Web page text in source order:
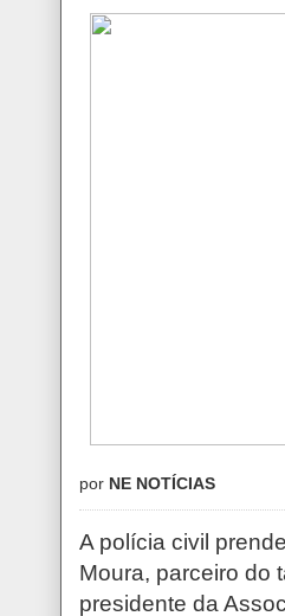
por NE NOTÍCIAS
A polícia civil
Moura, parceiro do
presidente da